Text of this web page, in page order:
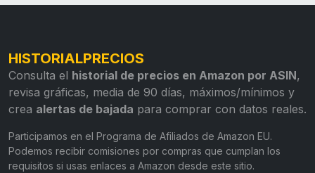
HISTORIALPRECIOS
Consulta el historial de precios en Amazon por ASIN,
revisa gráficas, media de 90 días, máximos/mínimos y
crea alertas de bajada para comprar con datos reales.
Participamos en el Programa de Afiliados de Amazon EU.
Podemos recibir comisiones por compras que cumplan los
requisitos si usas enlaces a Amazon desde este sitio.